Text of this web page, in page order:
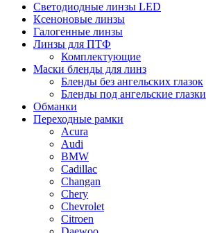
Светодиодные линзы LED
Ксеноновые линзы
Галогенные линзы
Линзы для ПТФ
Комплектующие
Маски бленды для линз
Бленды без ангельских глазок
Бленды под ангельские глазки
Обманки
Переходные рамки
Acura
Audi
BMW
Cadillac
Changan
Chery
Chevrolet
Citroen